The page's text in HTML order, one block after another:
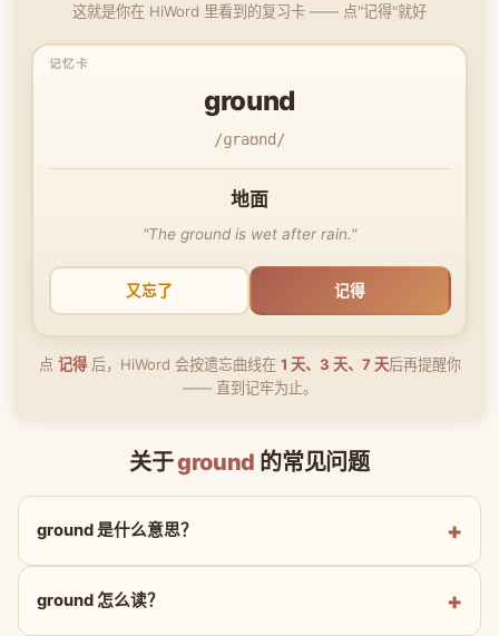
这就是你在 HiWord 里看到的复习卡 —— 点"记得"就好
ground
/ɡraʊnd/
地面
"The ground is wet after rain."
又忘了 记得
点 记得后，HiWord 会按遗忘曲线在 1 天、3 天、7 天后再提醒你
—— 直到记牢为止。
关于ground 的常见问题
ground 是什么意思？
ground 怎么读？